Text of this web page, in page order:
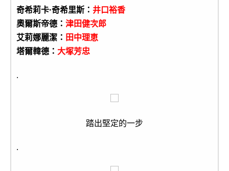
奇希莉卡·奇希里斯： 井口裕香
奧爾斯帝德： 津田健次郎
艾莉娜麗潔： 田中理恵
塔爾韓德： 大塚芳忠
.
踏出堅定的一步
.